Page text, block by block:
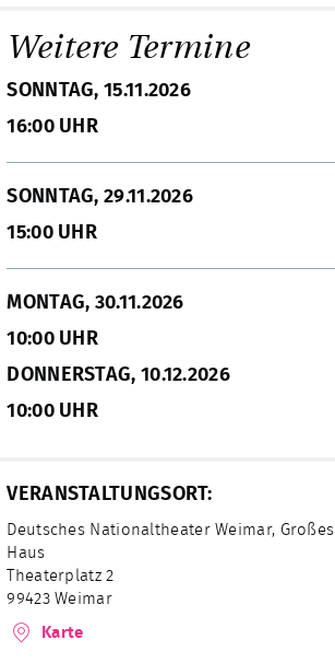
Weitere Termine
SONNTAG, 15.11.2026
16:00 UHR
SONNTAG, 29.11.2026
15:00 UHR
MONTAG, 30.11.2026
10:00 UHR
DONNERSTAG, 10.12.2026
10:00 UHR
VERANSTALTUNGSORT:
Deutsches Nationaltheater Weimar, Großes
Haus
Theaterplatz 2
99423 Weimar
Karte